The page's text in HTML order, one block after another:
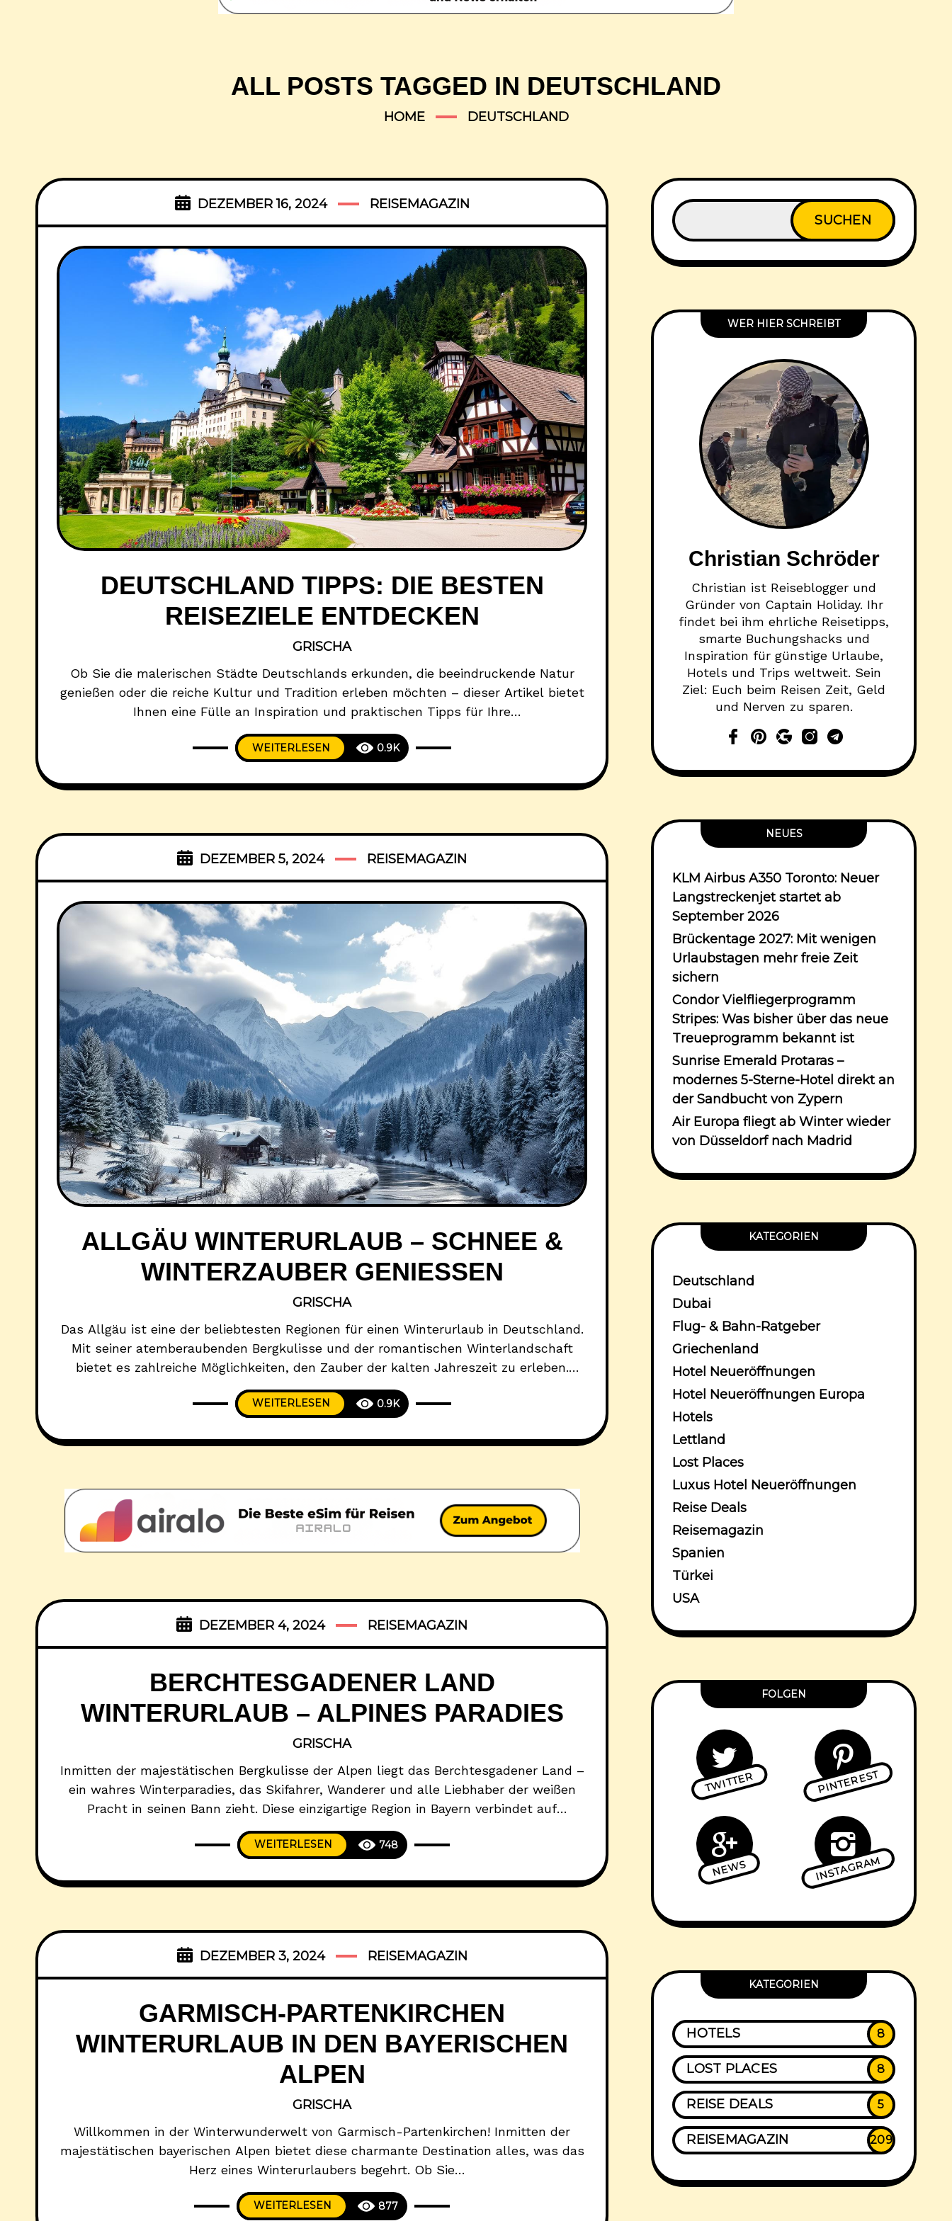
ALL POSTS TAGGED IN DEUTSCHLAND
HOME DEUTSCHLAND
DEZEMBER 16, 2024 REISEMAGAZIN
DEUTSCHLAND TIPPS: DIE BESTEN
REISEZIELE ENTDECKEN
GRISCHA
Ob Sie die malerischen Städte Deutschlands erkunden, die beeindruckende Natur
genießen oder die reiche Kultur und Tradition erleben möchten – dieser Artikel bietet
Ihnen eine Fülle an Inspiration und praktischen Tipps für Ihre
nächste Deutschlandreise. Von der Nordseeküste bis hin zu den Alpen entdecken Sie
die schönsten Sehenswürdigkeiten, kulinarischen Highlights und verborgenen
WEITERLESEN 0.9K
DEZEMBER 5, 2024 REISEMAGAZIN
ALLGÄU WINTERURLAUB – SCHNEE &
WINTERZAUBER GENIESSEN
GRISCHA
Das Allgäu ist eine der beliebtesten Regionen für einen Winterurlaub in Deutschland.
Mit seiner atemberaubenden Bergkulisse und der romantischen Winterlandschaft
bietet es zahlreiche Möglichkeiten, den Zauber der kalten Jahreszeit zu erleben.
Ob Skifahren, Winterwandern oder gemütliches Hütteneinkehren – im Allgäu finden
Urlauber die perfekte Mischung aus Abenteuer, Entspannung und traditioneller
wie Skifahren, Snowboarden und Langlaufen Malerische
WEITERLESEN 0.9K
DEZEMBER 4, 2024 REISEMAGAZIN
BERCHTESGADENER LAND
WINTERURLAUB – ALPINES PARADIES
GRISCHA
Inmitten der majestätischen Bergkulisse der Alpen liegt das Berchtesgadener Land –
ein wahres Winterparadies, das Skifahrer, Wanderer und alle Liebhaber der weißen
Pracht in seinen Bann zieht. Diese einzigartige Region in Bayern verbindet auf
beeindruckende Weise alpine Schönheit, erstklassige Wintersportmöglichkeiten und
die charmante bayerische Gastfreundschaft. Schlüsselerkenntnisse Das
Wintersportangeboten
WEITERLESEN 748
DEZEMBER 3, 2024 REISEMAGAZIN
GARMISCH-PARTENKIRCHEN
WINTERURLAUB IN DEN BAYERISCHEN
ALPEN
GRISCHA
Willkommen in der Winterwunderwelt von Garmisch-Partenkirchen! Inmitten der
majestätischen bayerischen Alpen bietet diese charmante Destination alles, was das
Herz eines Winterurlaubers begehrt. Ob Sie
nun Skifahren, Snowboarden oder Winterwandern möchten – hier finden Sie die
perfekte Mischung aus erstklassigen Pisten, atemberaubenden Naturerlebnissen und
WEITERLESEN 877
SUCHEN
WER HIER SCHREIBT
Christian Schröder
Christian ist Reiseblogger und
Gründer von Captain Holiday. Ihr
findet bei ihm ehrliche Reisetipps,
smarte Buchungshacks und
Inspiration für günstige Urlaube,
Hotels und Trips weltweit. Sein
Ziel: Euch beim Reisen Zeit, Geld
und Nerven zu sparen.
NEUES
KLM Airbus A350 Toronto: Neuer
Langstreckenjet startet ab
September 2026
Brückentage 2027: Mit wenigen
Urlaubstagen mehr freie Zeit
sichern
Condor Vielfliegerprogramm
Stripes: Was bisher über das neue
Treueprogramm bekannt ist
Sunrise Emerald Protaras –
modernes 5-Sterne-Hotel direkt an
der Sandbucht von Zypern
Air Europa fliegt ab Winter wieder
von Düsseldorf nach Madrid
KATEGORIEN
Deutschland
Dubai
Flug- & Bahn-Ratgeber
Griechenland
Hotel Neueröffnungen
Hotel Neueröffnungen Europa
Hotels
Lettland
Lost Places
Luxus Hotel Neueröffnungen
Reise Deals
Reisemagazin
Spanien
Türkei
USA
FOLGEN
TWITTER PINTEREST
NEWS INSTAGRAM
KATEGORIEN
HOTELS 8
LOST PLACES 8
REISE DEALS 5
REISEMAGAZIN 209